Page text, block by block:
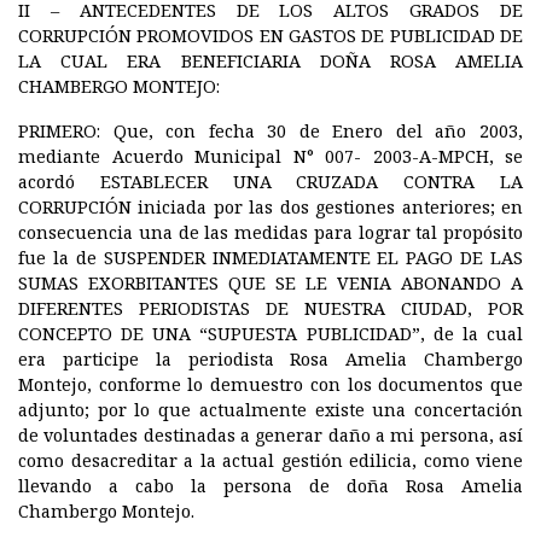
II – ANTECEDENTES DE LOS ALTOS GRADOS DE
CORRUPCIÓN PROMOVIDOS EN GASTOS DE PUBLICIDAD DE
LA CUAL ERA BENEFICIARIA DOÑA ROSA AMELIA
CHAMBERGO MONTEJO:
PRIMERO: Que, con fecha 30 de Enero del año 2003,
mediante Acuerdo Municipal N° 007- 2003-A-MPCH, se
acordó ESTABLECER UNA CRUZADA CONTRA LA
CORRUPCIÓN iniciada por las dos gestiones anteriores; en
consecuencia una de las medidas para lograr tal propósito
fue la de SUSPENDER INMEDIATAMENTE EL PAGO DE LAS
SUMAS EXORBITANTES QUE SE LE VENIA ABONANDO A
DIFERENTES PERIODISTAS DE NUESTRA CIUDAD, POR
CONCEPTO DE UNA “SUPUESTA PUBLICIDAD”, de la cual
era participe la periodista Rosa Amelia Chambergo
Montejo, conforme lo demuestro con los documentos que
adjunto; por lo que actualmente existe una concertación
de voluntades destinadas a generar daño a mi persona, así
como desacreditar a la actual gestión edilicia, como viene
llevando a cabo la persona de doña Rosa Amelia
Chambergo Montejo.